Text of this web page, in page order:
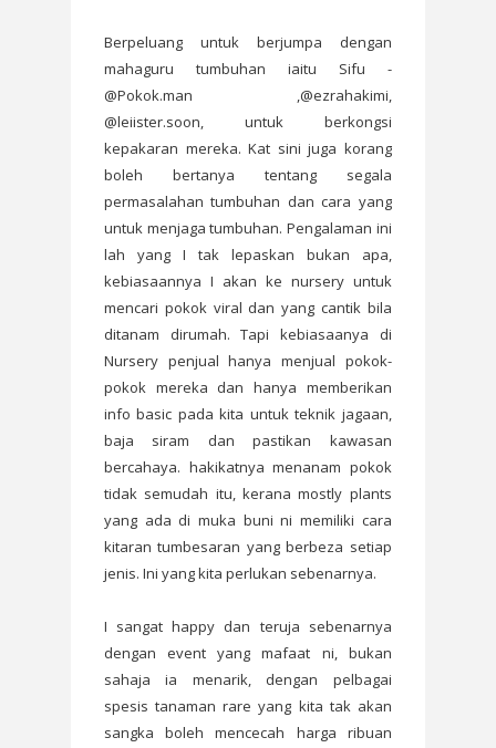
Berpeluang untuk berjumpa dengan
mahaguru tumbuhan iaitu Sifu -
@Pokok.man ,@ezrahakimi,
@leiister.soon, untuk berkongsi
kepakaran mereka. Kat sini juga korang
boleh bertanya tentang segala
permasalahan tumbuhan dan cara yang
untuk menjaga tumbuhan. Pengalaman ini
lah yang I tak lepaskan bukan apa,
kebiasaannya I akan ke nursery untuk
mencari pokok viral dan yang cantik bila
ditanam dirumah. Tapi kebiasaanya di
Nursery penjual hanya menjual pokok-
pokok mereka dan hanya memberikan
info basic pada kita untuk teknik jagaan,
baja siram dan pastikan kawasan
bercahaya. hakikatnya menanam pokok
tidak semudah itu, kerana mostly plants
yang ada di muka buni ni memiliki cara
kitaran tumbesaran yang berbeza setiap
jenis. Ini yang kita perlukan sebenarnya.
I sangat happy dan teruja sebenarnya
dengan event yang mafaat ni, bukan
sahaja ia menarik, dengan pelbagai
spesis tanaman rare yang kita tak akan
sangka boleh mencecah harga ribuan